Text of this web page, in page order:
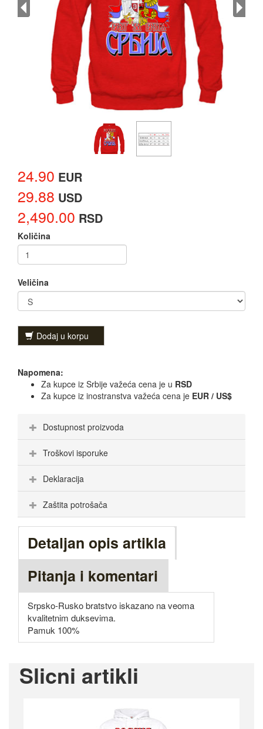
24.90 EUR
29.88 USD
2,490.00 RSD
Količina
Veličina
Dodaj u korpu
Napomena:
Za kupce iz Srbije važeća cena je u RSD
Za kupce iz inostranstva važeća cena je EUR / US$
Dostupnost proizvoda
Troškovi isporuke
Deklaracija
Zaštita potrošača
Detaljan opis artikla
Pitanja i komentari
Srpsko-Rusko bratstvo iskazano na veoma
kvalitetnim duksevima.
Pamuk 100%
Slicni artikli